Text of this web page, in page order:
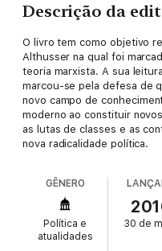
Descrição da
O livro tem como objetivo
Althusser na qual foi
teoria marxista. A sua
marcou-se pela defesa de
novo campo de
moderno ao constituir
as lutas de classes e as
nova radicalidade política.
GÊNERO
Política e
atualidades
30 de